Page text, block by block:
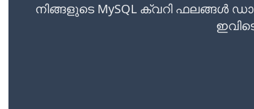
നിങ്ങളുടെ MySQL ക്വറി ഫലങ്ങൾ